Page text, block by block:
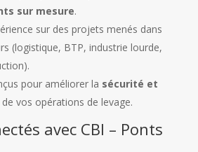
sur mesure.
sur des projets menés dans
(logistique, BTP, industrie lourde,
pour améliorer la sécurité et
de vos opérations de levage.
avec CBI – Ponts